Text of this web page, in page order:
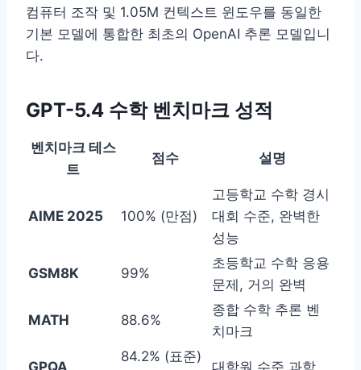
컴퓨터 조작 및 1.05M 컨텍스트 윈도우를 동일한
기본 모델에 통합한 최초의 OpenAI 추론 모델입니
다.
GPT-5.4 수학 벤치마크 성적
벤치마크 테스
트
점수 설명
AIME 2025 100% (만점)
고등학교 수학 경시
대회 수준, 완벽한
성능
GSM8K 99%
초등학교 수학 응용
문제, 거의 완벽
MATH 88.6%
종합 수학 추론 벤
치마크
84.2% (표준)